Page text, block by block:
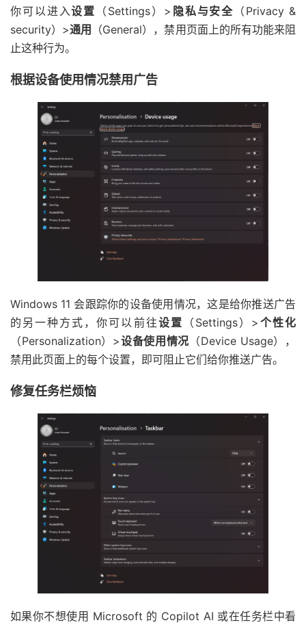
你可以进入设置 （Settings）> 隐私与安全 （Privacy &
security）>通用 （General），禁用页面上的所有功能来阻
止这种行为。
根据设备使用情况禁用广告
Windows 11 会跟踪你的设备使用情况，这是给你推送广告
的另一种方式，你可以前往设置 （Settings）> 个性化
（Personalization）>设备使用情况 （Device Usage），
禁用此页面上的每个设置，即可阻止它们给你推送广告。
修复任务栏烦恼
如果你不想使用 Microsoft 的 Copilot AI 或在任务栏中看